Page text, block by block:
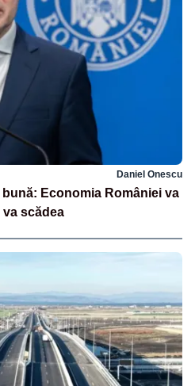
Daniel Onescu
Economia României va
va scădea